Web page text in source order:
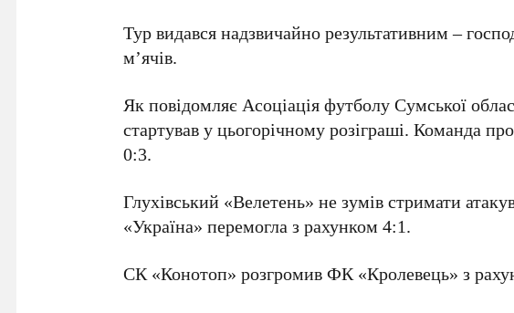
Тур видався надзвичайно результативним –
м’ячів.
Як повідомляє Асоціація футболу Сумської
стартував у цьогорічному розіграші. Команда
0:3.
Глухівський «Велетень» не зумів стримати
«Україна» перемогла з рахунком 4:1.
СК «Конотоп» розгромив ФК «Кролевець» з